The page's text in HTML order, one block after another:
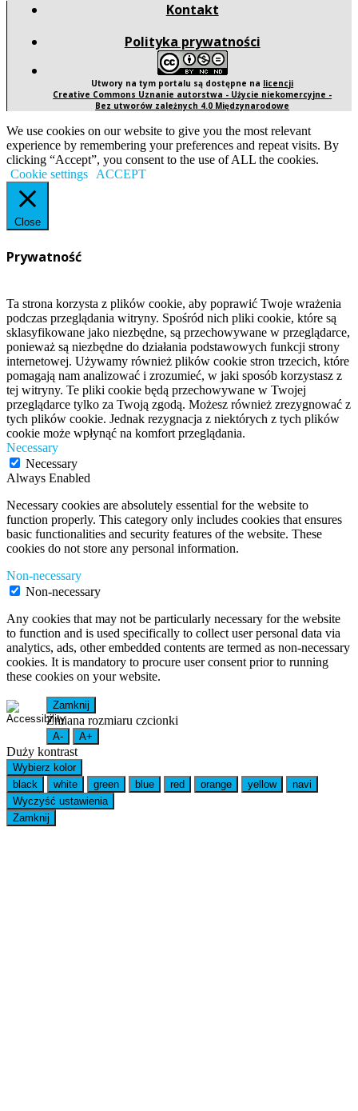
Kontakt
Polityka prywatności
Utwory na tym portalu są dostępne na licencji
Creative Commons Uznanie autorstwa - Użycie niekomercyjne -
Bez utworów zależnych 4.0 Międzynarodowe
We use cookies on our website to give you the most relevant
experience by remembering your preferences and repeat visits. By
clicking “Accept”, you consent to the use of ALL the cookies.
Cookie settings
ACCEPT
Close
Prywatność
Ta strona korzysta z plików cookie, aby poprawić Twoje wrażenia
podczas przeglądania witryny. Spośród nich pliki cookie, które są
sklasyfikowane jako niezbędne, są przechowywane w przeglądarce,
ponieważ są niezbędne do działania podstawowych funkcji strony
internetowej. Używamy również plików cookie stron trzecich, które
pomagają nam analizować i zrozumieć, w jaki sposób korzystasz z
tej witryny. Te pliki cookie będą przechowywane w Twojej
przeglądarce tylko za Twoją zgodą. Możesz również zrezygnować z
tych plików cookie. Jednak rezygnacja z niektórych z tych plików
cookie może wpłynąć na komfort przeglądania.
Necessary
Necessary
Always Enabled
Necessary cookies are absolutely essential for the website to
function properly. This category only includes cookies that ensures
basic functionalities and security features of the website. These
cookies do not store any personal information.
Non-necessary
Non-necessary
Any cookies that may not be particularly necessary for the website
to function and is used specifically to collect user personal data via
analytics, ads, other embedded contents are termed as non-necessary
cookies. It is mandatory to procure user consent prior to running
these cookies on your website.
Zamknij
Zmiana rozmiaru czcionki
A- A+
Duży kontrast
Wybierz kolor
black
white green blue red orange yellow
navi
Wyczyść ustawienia
Zamknij